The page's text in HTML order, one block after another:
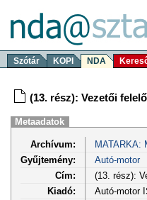
Szótár KOPI NDA
(13. rész): Vezetői
Metaadatok
Archívum:
MATARKA:
Gyűjtemény:
Autó-motor
Cím:
(13. rész):
Kiadó:
Autó-motor